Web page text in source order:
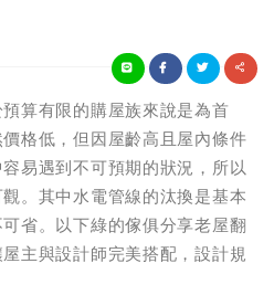
算有限的購屋族來說是為首
格低，但因屋齡高且屋內條件
易遇到不可預期的狀況，所以
。其中水電管線的汰換是基本
省。以下綠的傢俱分享老屋翻
主與設計師完美搭配，設計規